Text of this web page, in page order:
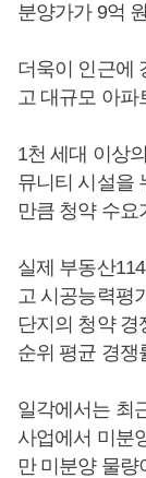
분양가가 9억
더욱이 인근에
고 대규모 아파
1천 세대 이상
뮤니티 시설을
만큼 청약 수요
실제 부동산
고 시공능력평
단지의 청약 경
순위 평균 경쟁
일각에서는 최
사업에서 미분
만 미분양 물량